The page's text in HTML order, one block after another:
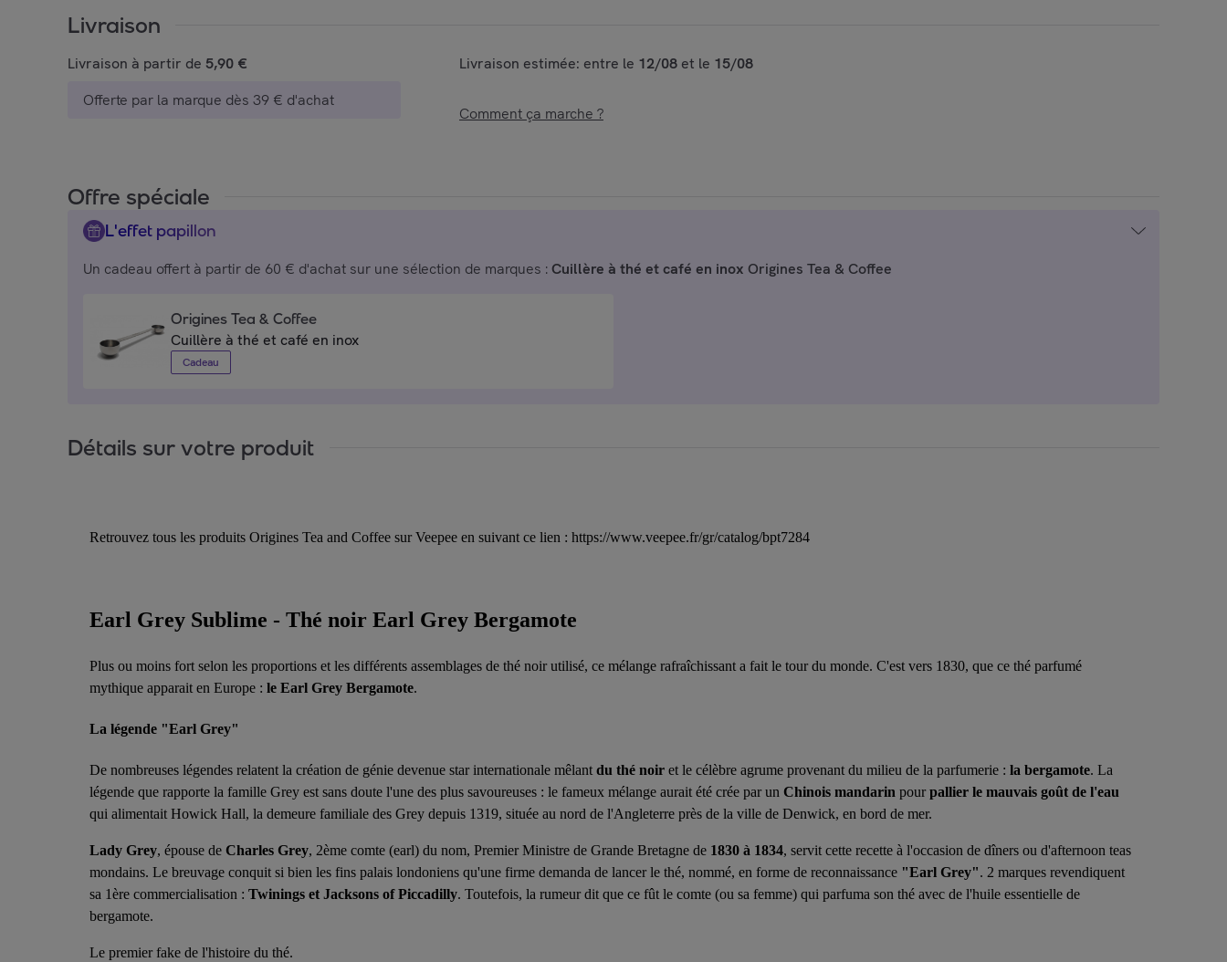
Livraison
Livraison à partir de 5,90 €
Offerte par la marque dès 39 € d'achat
Livraison estimée: entre le 12/08 et le 15/08
Comment ça marche ?
Offre spéciale
L'effet papillon
Un cadeau offert à partir de 60 € d'achat sur une sélection de marques :Cuillère à thé et café en inox Origines Tea & Coffee
Origines Tea & Coffee
Cuillère à thé et café en inox
Cadeau
Détails sur votre produit
Retrouvez tous les produits Origines Tea and Coffee sur Veepee en suivant ce lien : https://www.veepee.fr/gr/catalog/bpt7284
Earl Grey Sublime - Thé noir Earl Grey Bergamote
Plus ou moins fort selon les proportions et les différents assemblages de thé noir utilisé, ce mélange rafraîchissant a fait le tour du monde. C'est vers 1830, que ce thé parfumé
mythique apparait en Europe : le Earl Grey Bergamote.
La légende "Earl Grey"
De nombreuses légendes relatent la création de génie devenue star internationale mêlant du thé noir et le célèbre agrume provenant du milieu de la parfumerie : la bergamote. La
légende que rapporte la famille Grey est sans doute l'une des plus savoureuses : le fameux mélange aurait été crée par un Chinois mandarin pourpallier le mauvais goût de l'eau
qui alimentait Howick Hall, la demeure familiale des Grey depuis 1319, située au nord de l'Angleterre près de la ville de Denwick, en bord de mer.
Lady Grey, épouse de Charles Grey, 2ème comte (earl) du nom, Premier Ministre de Grande Bretagne de 1830 à 1834, servit cette recette à l'occasion de dîners ou d'afternoon teas
mondains. Le breuvage conquit si bien les fins palais londoniens qu'une firme demanda de lancer le thé, nommé, en forme de reconnaissance "Earl Grey". 2 marques revendiquent
sa 1ère commercialisation : Twinings et Jacksons of Piccadilly. Toutefois, la rumeur dit que ce fût le comte (ou sa femme) qui parfuma son thé avec de l'huile essentielle de
bergamote.
Le premier fake de l'histoire du thé.